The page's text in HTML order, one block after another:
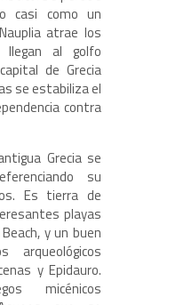
casi como un
atrae los
llegan al golfo
de Grecia
se estabiliza el
contra
Grecia se
su
Es tierra de
playas
y un buen
arqueológicos
y Epidauro.
micénicos